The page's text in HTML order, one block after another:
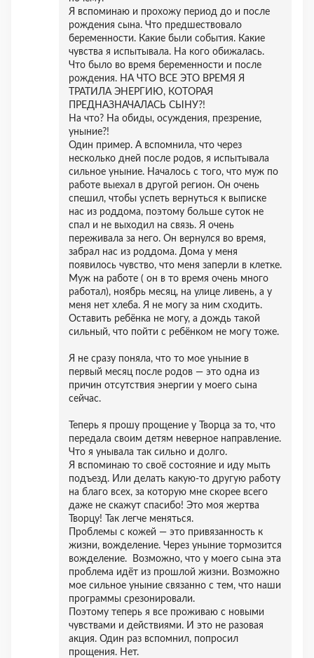
Я вспоминаю и прохожу период до и после
рождения сына. Что предшествовало
беременности. Какие были события. Какие
чувства я испытывала. На кого обижалась.
Что было во время беременности и после
рождения. НА ЧТО ВСЕ ЭТО ВРЕМЯ Я
ТРАТИЛА ЭНЕРГИЮ, КОТОРАЯ
ПРЕДНАЗНАЧАЛАСЬ СЫНУ?!
На что? На обиды, осуждения, презрение,
уныние?!
Один пример. А вспомнила, что через
несколько дней после родов, я испытывала
сильное уныние. Началось с того, что муж по
работе выехал в другой регион. Он очень
спешил, чтобы успеть вернуться к выписке
нас из роддома, поэтому больше суток не
спал и не выходил на связь. Я очень
переживала за него. Он вернулся во время,
забрал нас из роддома. Дома у меня
появилось чувство, что меня заперли в клетке.
Муж на работе ( он в то время очень много
работал), ноябрь месяц, на улице ливень, а у
меня нет хлеба. Я не могу за ним сходить.
Оставить ребёнка не могу, а дождь такой
сильный, что пойти с ребёнком не могу тоже.
Я не сразу поняла, что то мое уныние в
первый месяц после родов — это одна из
причин отсутствия энергии у моего сына
сейчас.
Теперь я прошу прощение у Творца за то, что
передала своим детям неверное направление.
Что я унывала так сильно и долго.
Я вспоминаю то своё состояние и иду мыть
подъезд. Или делать какую-то другую работу
на благо всех, за которую мне скорее всего
даже не скажут спасибо! Это моя жертва
Творцу! Так легче меняться.
Проблемы с кожей — это привязанность к
жизни, вожделение. Через уныние тормозится
вожделение. Возможно, что у моего сына эта
проблема идёт из прошлой жизни. Возможно
мое сильное уныние связанно с тем, что наши
программы срезонировали.
Поэтому теперь я все проживаю с новыми
чувствами и действиями. И это не разовая
акция. Один раз вспомнил, попросил
прощения. Нет.